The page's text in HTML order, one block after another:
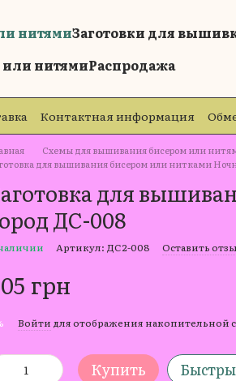
нитямиЗаготовки для
нитямиРаспродажа
Контактная информация
Схемы для вышивания бисером или
для вышивания бисером или нитками
для
ДС-008
Артикул: ДС2-008 Оставить
грн
Войти для отображения накопительной
Купить